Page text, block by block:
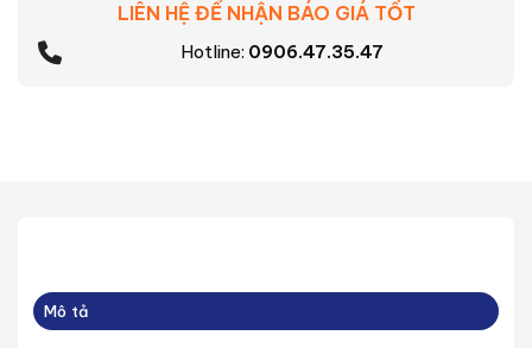
LIÊN HỆ ĐỂ NHẬN BÁO GIÁ TỐT
Hotline: 0906.47.35.47
Mô tả